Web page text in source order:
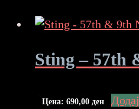
Sting – 57th
Цена: 690,00 ден